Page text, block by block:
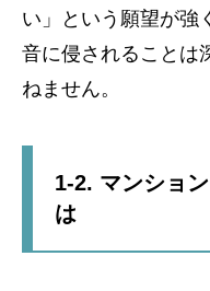
い」という願望が強
音に侵されることは
ねません。
1-2. マンショ
は